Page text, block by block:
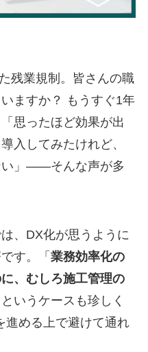
残業規制。皆さんの職
ますか？ もうすぐ1年
思ったほど効果が出
入してみたけれど、
い」——そんな声が多
、DX化が思うように
す。「 業務効率化の
、むしろ施工管理の
いうケースも珍しく
進める上で避けて通れ